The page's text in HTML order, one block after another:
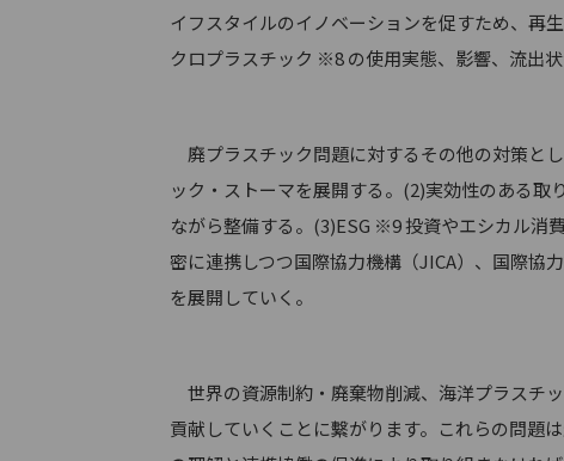
イフスタイルのイノベーションを促すため、再
クロプラスチック ※8 の使用実態、影響、流出
廃プラスチック問題に対するその他の対策と
ック・ストーマを展開する。(2)実効性のある
ながら整備する。(3)ESG ※9 投資やエシカル消
密に連携しつつ国際協力機構（JICA）、国際協
を展開していく。
世界の資源制約・廃棄物削減、海洋プラスチ
貢献していくことに繫がります。これらの問題